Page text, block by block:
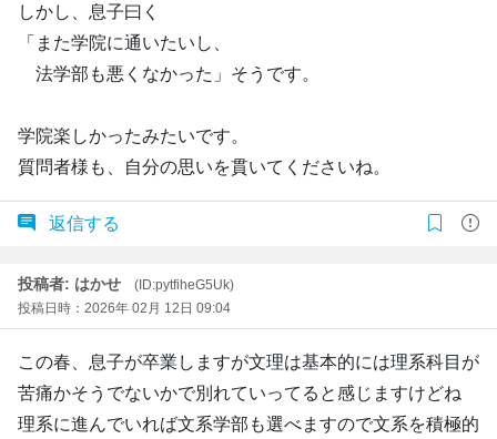
しかし、息子曰く
「また学院に通いたいし、
法学部も悪くなかった」そうです。
学院楽しかったみたいです。
質問者様も、自分の思いを貫いてくださいね。
返信する
投稿者: はかせ
(ID:pytfiheG5Uk)
投稿日時：2026年 02月 12日 09:04
この春、息子が卒業しますが文理は基本的には理系科目が
苦痛かそうでないかで別れていってると感じますけどね
理系に進んでいれば文系学部も選べますので文系を積極的